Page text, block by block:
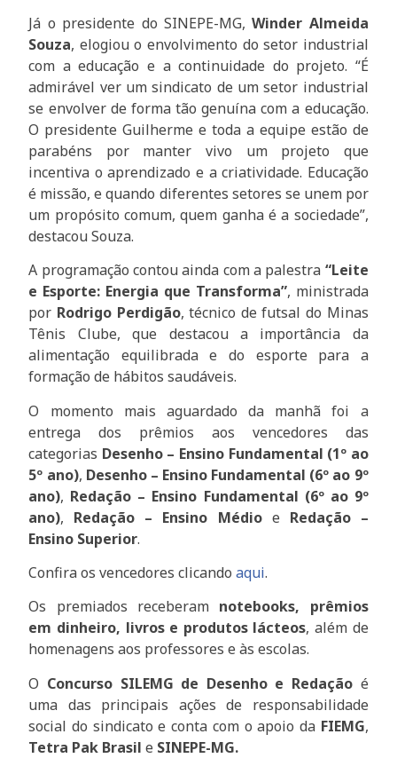
Já o presidente do SINEPE-MG, Winder Almeida
Souza, elogiou o envolvimento do setor industrial
com a educação e a continuidade do projeto. “É
admirável ver um sindicato de um setor industrial
se envolver de forma tão genuína com a educação.
O presidente Guilherme e toda a equipe estão de
parabéns por manter vivo um projeto que
incentiva o aprendizado e a criatividade. Educação
é missão, e quando diferentes setores se unem por
um propósito comum, quem ganha é a sociedade”,
destacou Souza.
A programação contou ainda com a palestra “Leite
e Esporte: Energia que Transforma”, ministrada
por Rodrigo Perdigão, técnico de futsal do Minas
Tênis Clube, que destacou a importância da
alimentação equilibrada e do esporte para a
formação de hábitos saudáveis.
O momento mais aguardado da manhã foi a
entrega dos prêmios aos vencedores das
categorias Desenho – Ensino Fundamental (1º ao
5º ano), Desenho – Ensino Fundamental (6º ao 9º
ano), Redação – Ensino Fundamental (6º ao 9º
ano), Redação – Ensino Médioe Redação –
Ensino Superior.
Confira os vencedores clicandoaqui.
Os premiados receberam notebooks, prêmios
em dinheiro, livros e produtos lácteos, além de
homenagens aos professores e às escolas.
O Concurso SILEMG de Desenho e Redação é
uma das principais ações de responsabilidade
social do sindicato e conta com o apoio da FIEMG,
Tetra Pak Brasil e SINEPE-MG.